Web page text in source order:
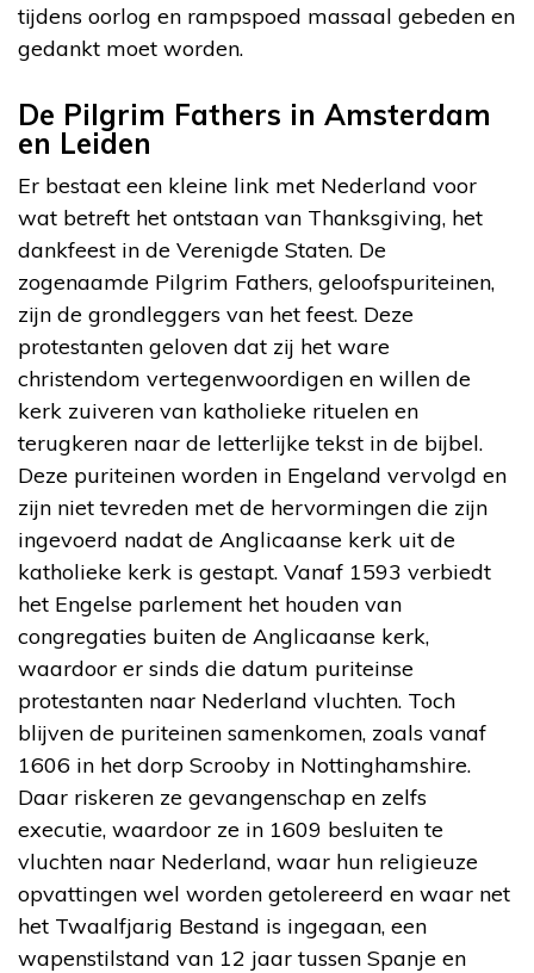
tijdens oorlog en rampspoed massaal gebeden en
gedankt moet worden.
De Pilgrim Fathers in Amsterdam
en Leiden
Er bestaat een kleine link met Nederland voor
wat betreft het ontstaan van Thanksgiving, het
dankfeest in de Verenigde Staten. De
zogenaamde Pilgrim Fathers, geloofspuriteinen,
zijn de grondleggers van het feest. Deze
protestanten geloven dat zij het ware
christendom vertegenwoordigen en willen de
kerk zuiveren van katholieke rituelen en
terugkeren naar de letterlijke tekst in de bijbel.
Deze puriteinen worden in Engeland vervolgd en
zijn niet tevreden met de hervormingen die zijn
ingevoerd nadat de Anglicaanse kerk uit de
katholieke kerk is gestapt. Vanaf 1593 verbiedt
het Engelse parlement het houden van
congregaties buiten de Anglicaanse kerk,
waardoor er sinds die datum puriteinse
protestanten naar Nederland vluchten. Toch
blijven de puriteinen samenkomen, zoals vanaf
1606 in het dorp Scrooby in Nottinghamshire.
Daar riskeren ze gevangenschap en zelfs
executie, waardoor ze in 1609 besluiten te
vluchten naar Nederland, waar hun religieuze
opvattingen wel worden getolereerd en waar net
het Twaalfjarig Bestand is ingegaan, een
wapenstilstand van 12 jaar tussen Spanje en